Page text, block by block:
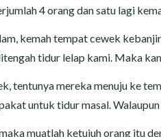
4 orang dan satu lagi
kemah tempat cewek
tidur lelap kami. Maka
tentunya mereka menuju ke
untuk tidur masal.
muatlah ketujuh orang itu